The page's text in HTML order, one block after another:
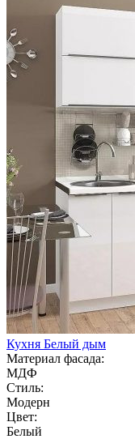
Кухня Белый дым
Материал фасада:
МДФ
Стиль:
Модерн
Цвет:
Белый